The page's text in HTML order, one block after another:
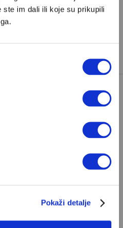
ste im dali ili koje su prikupili
Pokaži detalje
sa čitanjem naših
neophodno je da
planova pretplate.
Filozofskog fakulteta